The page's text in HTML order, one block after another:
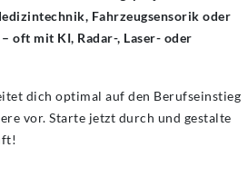
Fahrzeugsensorik oder
oft mit KI, Radar-, Laser- oder
dich optimal auf den Berufseinstieg
vor. Starte jetzt durch und gestalte